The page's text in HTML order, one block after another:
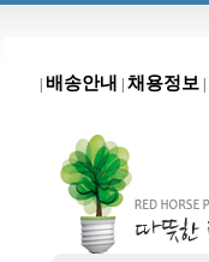
배송안내 채용정보